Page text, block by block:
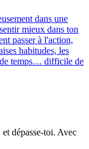
dans une
mieux dans ton
passer à l'action,
habitudes, les
de temps… difficile de
dépasse-toi. Avec